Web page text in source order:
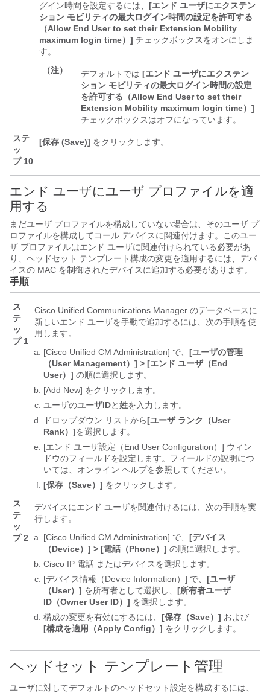
グイン時間を設定するには、 [エンド ユーザにエクステン
ション モビリティの最大ログイン時間の設定を許可する
（Allow End User to set their Extension Mobility
maximum login time）] チェックボックスをオンにしま
す。
（注）
デフォルトでは [エンド ユーザにエクステン
ション モビリティの最大ログイン時間の設定
を許可する（Allow End User to set their
Extension Mobility maximum login time）]
チェックボックスはオフになっています。
ステ
ッ
プ 10
[保存 (Save)] をクリックします。
エンド ユーザにユーザ プロファイルを適
用する
まだユーザ プロファイルを構成していない場合は、そのユーザ プ
ロファイルを構成してコール デバイスに関連付けます。このユー
ザ プロファイルはエンド ユーザに関連付けられている必要があ
り、ヘッドセット テンプレート構成の変更を適用するには、デバ
イスの MAC を制御されたデバイスに追加する必要があります。
手順
ス
テ
ッ
プ 1
Cisco Unified Communications Manager のデータベースに
新しいエンド ユーザを手動で追加するには、次の手順を使
用します。
[Cisco Unified CM Administration] で、 [ユーザの管理
（User Management）] > [エンド ユーザ（End
User）] の順に選択します。
[Add New] をクリックします。
ユーザのユーザIDと姓を入力します。
ドロップダウン リストから[ユーザ ランク（User
Rank）]を選択します。
[エンド ユーザ設定（End User Configuration）] ウィン
ドウのフィールドを設定します。フィールドの説明につ
いては、オンライン ヘルプを参照してください。
[保存（Save）] をクリックします。
ス
テ
ッ
プ 2
デバイスにエンド ユーザを関連付けるには、次の手順を実
行します。
[Cisco Unified CM Administration] で、 [デバイス
（Device）] > [電話（Phone）] の順に選択します。
Cisco IP 電話 またはデバイスを選択します。
[デバイス情報（Device Information）] で、 [ユーザ
（User）] を所有者として選択し、 [所有者ユーザ
ID（Owner User ID）] を選択します。
構成の変更を有効にするには、 [保存（Save）] および
[構成を適用（Apply Config）] をクリックします。
ヘッドセット テンプレート管理
ユーザに対してデフォルトのヘッドセット設定を構成するには、